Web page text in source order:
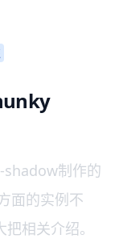
shadow制作的
面的实例不
相关介绍。